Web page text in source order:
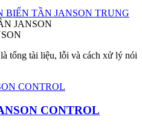
BIẾN TẦN JANSON TRUNG
JANSON
tổng tài liệu, lỗi và cách xử lý nói
CONTROL